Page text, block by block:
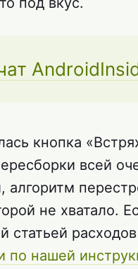
кнопка
всей
не хватало.
статьей
по нашей